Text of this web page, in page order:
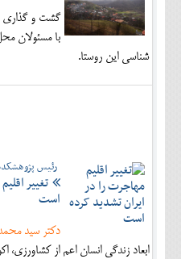
گشت و گذاری
با مسئولان
شناسی این روستا.
رئیس
تغییر
است
دکتر سید
ابعاد زندگی انسان اعم از